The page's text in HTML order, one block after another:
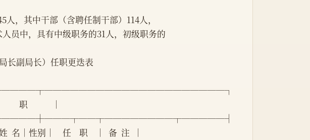
人，其中干部（含聘任制干部）114人，
员中，具有中级职务的31人，初级职务的
经理（局长副局长）任职更迭表
职            │
名│性别│    任    职    │  备  注  │